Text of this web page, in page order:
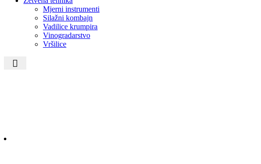
Mjerni instrumenti
Silažni kombajn
Vadilice krumpira
Vinogradarstvo
Vršilice